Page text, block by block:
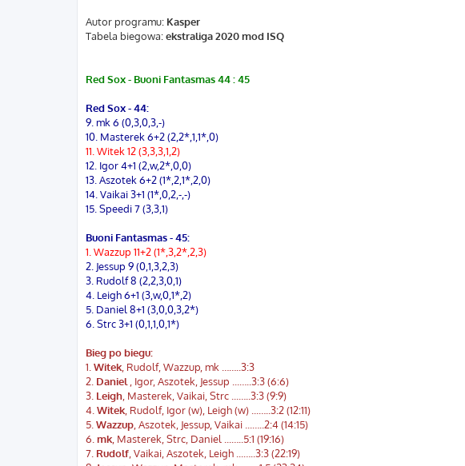
Autor programu: Kasper
Tabela biegowa:ekstraliga 2020 mod ISQ
Red Sox - Buoni Fantasmas 44 : 45
Red Sox - 44:
9. mk 6 (0,3,0,3,-)
10. Masterek 6+2 (2,2*,1,1*,0)
11. Witek 12 (3,3,3,1,2)
12. Igor 4+1 (2,w,2*,0,0)
13. Aszotek 6+2 (1*,2,1*,2,0)
14. Vaikai 3+1 (1*,0,2,-,-)
15. Speedi 7 (3,3,1)
Buoni Fantasmas - 45:
1. Wazzup 11+2 (1*,3,2*,2,3)
2. Jessup 9 (0,1,3,2,3)
3. Rudolf 8 (2,2,3,0,1)
4. Leigh 6+1 (3,w,0,1*,2)
5. Daniel 8+1 (3,0,0,3,2*)
6. Strc 3+1 (0,1,1,0,1*)
Bieg po biegu:
1. Witek , Rudolf, Wazzup, mk ……..3:3
2. Daniel
, Igor, Aszotek, Jessup ...…..3:3 (6:6)
3. Leigh , Masterek, Vaikai, Strc ...…..3:3 (9:9)
4. Witek , Rudolf, Igor (w), Leigh (w) ...…..3:2 (12:11)
5. Wazzup , Aszotek, Jessup, Vaikai ...…..2:4 (14:15)
6. mk , Masterek, Strc, Daniel ...…..5:1 (19:16)
7. Rudolf , Vaikai, Aszotek, Leigh ...…..3:3 (22:19)